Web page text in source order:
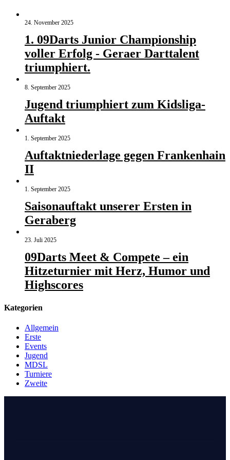
24. November 2025
1. 09Darts Junior Championship
voller Erfolg - Geraer Darttalent
triumphiert.
8. September 2025
Jugend triumphiert zum Kidsliga-
Auftakt
1. September 2025
Auftaktniederlage gegen Frankenhain
II
1. September 2025
Saisonauftakt unserer Ersten in
Geraberg
23. Juli 2025
09Darts Meet & Compete – ein
Hitzeturnier mit Herz, Humor und
Highscores
Kategorien
Allgemein
Erste
Events
Jugend
MDSL
Turniere
Zweite